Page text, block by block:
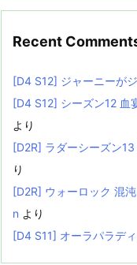
Recent
[D4 S12] ジャーニーが
[D4 S12] シーズン12 血
より
[D2R] ラダーシーズン
り
[D2R] ウォーロック 混
n より
[D4 S11] オーラパラデ